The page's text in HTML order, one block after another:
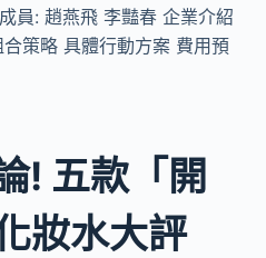
員: 趙燕飛 李豔春 企業介紹
策略 具體行動方案 費用預
! 五款「開
妝水大評